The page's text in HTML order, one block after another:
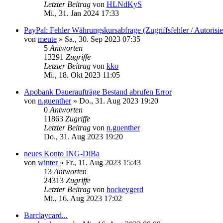
Letzter Beitrag von HLNdKyS
Mi., 31. Jan 2024 17:33
PayPal: Fehler Währungskursabfrage (Zugriffsfehler /
von meute » Sa., 30. Sep 2023 07:35
5 Antworten
13291 Zugriffe
Letzter Beitrag von kko
Mi., 18. Okt 2023 11:05
Apobank Daueraufträge Bestand abrufen Error
von n.guenther» Do., 31. Aug 2023 19:20
0 Antworten
11863 Zugriffe
Letzter Beitrag von n.guenther
Do., 31. Aug 2023 19:20
neues Konto ING-DiBa
von winter» Fr., 11. Aug 2023 15:43
13 Antworten
24313 Zugriffe
Letzter Beitrag von hockeygerd
Mi., 16. Aug 2023 17:02
Barclaycard...